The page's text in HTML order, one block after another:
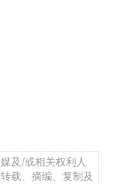
及/或相关权利人
载、摘编、复制及